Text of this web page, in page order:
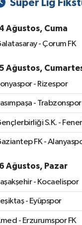
Süper Lig
Ağustos, Cuma
- Çorum FK
Ağustos,
- Rizespor
- Trabzonspor
S.K. -
FK -
Ağustos, Pazar
- Kocaelispor
- Eyüpspor
- Erzurumspor FK